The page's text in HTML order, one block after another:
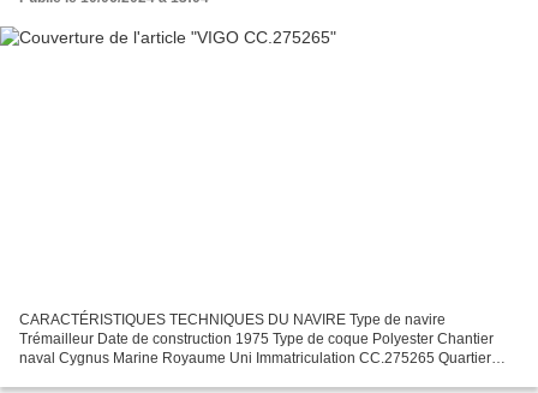
CARACTÉRISTIQUES TECHNIQUES DU NAVIRE Type de navire
Trémailleur Date de construction 1975 Type de coque Polyester Chantier
naval Cygnus Marine Royaume Uni Immatriculation CC.275265 Quartier